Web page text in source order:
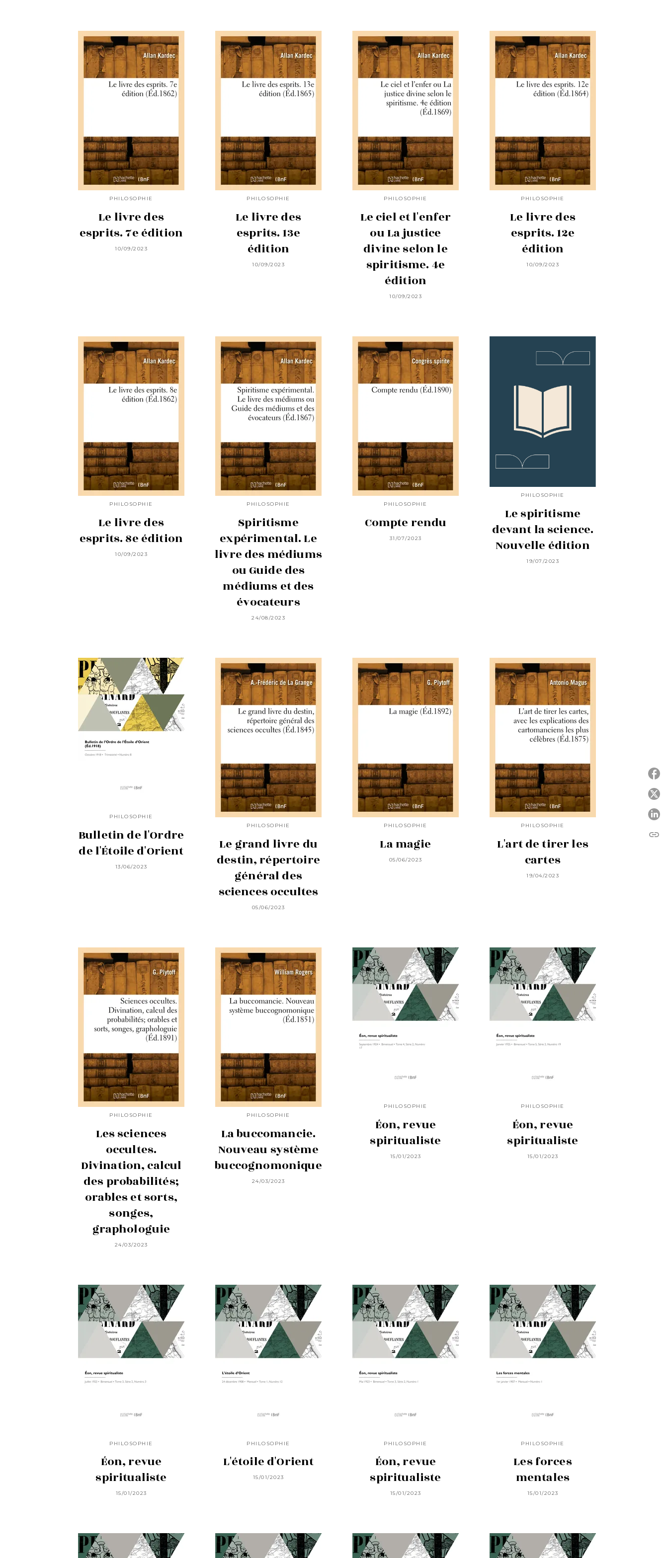
PHILOSOPHIE
Le livre des
esprits. 7e édition
10/09/2023
PHILOSOPHIE
Le livre des
esprits. 13e
édition
10/09/2023
PHILOSOPHIE
Le ciel et l'enfer
ou La justice
divine selon le
spiritisme. 4e
édition
10/09/2023
PHILOSOPHIE
Le livre des
esprits. 12e
édition
10/09/2023
PHILOSOPHIE
Le livre des
esprits. 8e édition
10/09/2023
PHILOSOPHIE
Spiritisme
expérimental. Le
livre des médiums
ou Guide des
médiums et des
évocateurs
24/08/2023
PHILOSOPHIE
Compte rendu
31/07/2023
PHILOSOPHIE
Le spiritisme
devant la science.
Nouvelle édition
19/07/2023
PHILOSOPHIE
Bulletin de l'Ordre
de l'Étoile d'Orient
13/06/2023
PHILOSOPHIE
Le grand livre du
destin, répertoire
général des
sciences occultes
05/06/2023
PHILOSOPHIE
La magie
05/06/2023
PHILOSOPHIE
L'art de tirer les
cartes
19/04/2023
PHILOSOPHIE
Les sciences
occultes.
Divination, calcul
des probabilités;
orables et sorts,
songes,
graphologuie
24/03/2023
PHILOSOPHIE
La buccomancie.
Nouveau système
buccognomonique
24/03/2023
PHILOSOPHIE
Éon, revue
spiritualiste
15/01/2023
PHILOSOPHIE
Éon, revue
spiritualiste
15/01/2023
PHILOSOPHIE
Éon, revue
spiritualiste
15/01/2023
PHILOSOPHIE
L'étoile d'Orient
15/01/2023
PHILOSOPHIE
Éon, revue
spiritualiste
15/01/2023
PHILOSOPHIE
Les forces
mentales
15/01/2023
link